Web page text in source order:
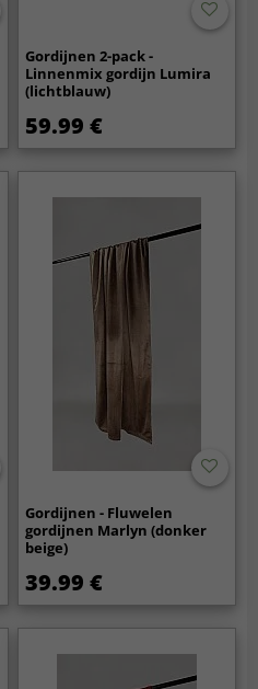
Gordijnen 2-pack -
Linnenmix gordijn Lumira
(lichtblauw)
59.99 €
Gordijnen - Fluwelen
gordijnen Marlyn (donker
beige)
39.99 €